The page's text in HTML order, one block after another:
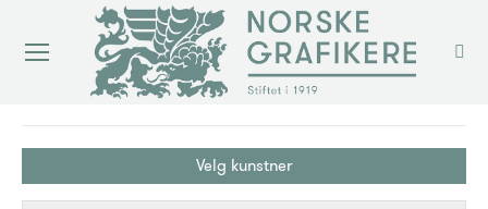
Velg kunstner